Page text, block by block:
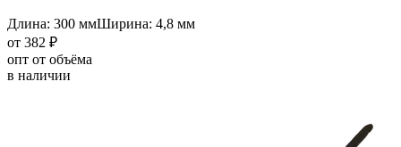
Длина: 300 ммШирина: 4,8 мм
от 382 ₽
опт от объёма
в наличии